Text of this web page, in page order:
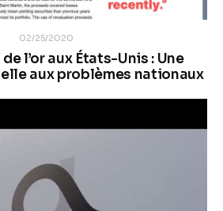
02/25/2020
l’or aux États-Unis : Une
aux problèmes nationaux